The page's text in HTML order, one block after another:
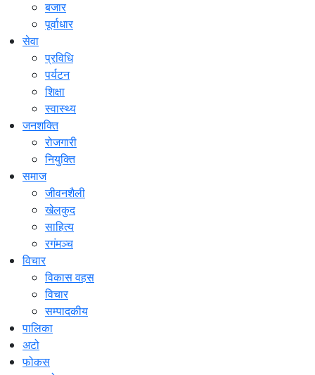
बजार
पूर्वाधार
सेवा
प्रविधि
पर्यटन
शिक्षा
स्वास्थ्य
जनशक्ति
रोजगारी
नियुक्ति
समाज
जीवनशैली
खेलकुद
साहित्य
रगंमञ्च
विचार
विकास वहस
विचार
सम्पादकीय
पालिका
अटो
फोकस